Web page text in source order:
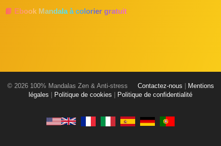
📘 Ebook Mandala à colorier gratuit
© 2026 100% Mandalas Zen & Anti-stress Contactez-nous
Mentions
légales
Politique de cookies Politique de confidentialité